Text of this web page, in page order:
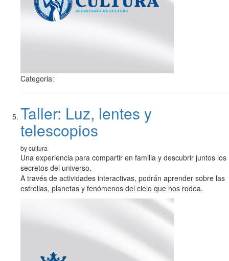
Categoria:
Taller: Luz, lentes y
telescopios
by cultura
Una experiencia para compartir en familia y descubrir juntos los
secretos del universo.
A través de actividades interactivas, podrán aprender sobre las
estrellas, planetas y fenómenos del cielo que nos rodea.